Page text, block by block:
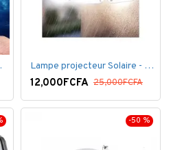
LIGHT Lampe projecteur Solaire - Détecteur de mouvement - Intelligente 3 Face
12,000FCFA 25,000FCFA
-50 %